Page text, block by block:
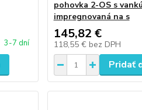
3-7 dní
pohovka 2-OS s
impregnovaná na s
145,82 €
118,55 € bez DPH
Pridať